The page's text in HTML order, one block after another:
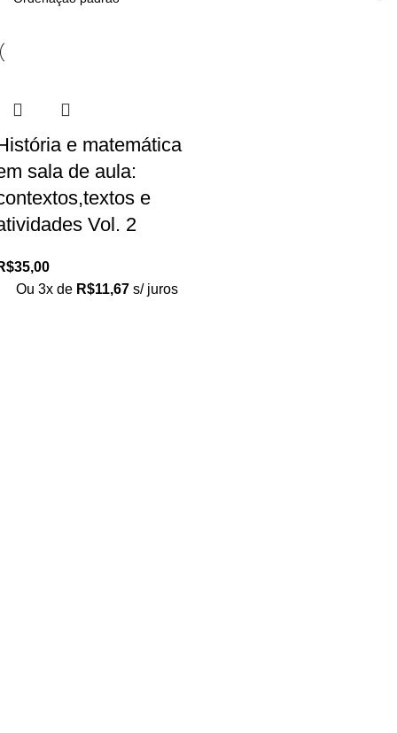
e matemática
sala de aula:
e
Vol. 2
35,00
Ou 3x de R$11,67 s/ juros